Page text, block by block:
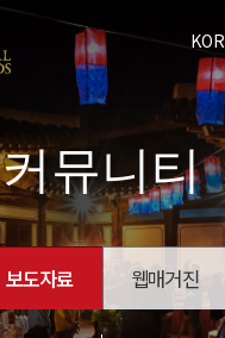
KOR
커뮤니티
보도자료 웹매거진